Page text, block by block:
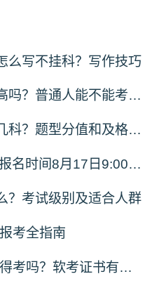
么写不挂科？写作技巧
软考系统分析师难度高吗？普通人能不能考过？
软考系统分析师考哪几科？题型分值和及格规则
2026下半年宿迁软考报名时间8月17日9:00至9月18日17:00
？考试级别及适合人群
考全指南
2026年下半年软考值得考吗？软考证书有什么用？